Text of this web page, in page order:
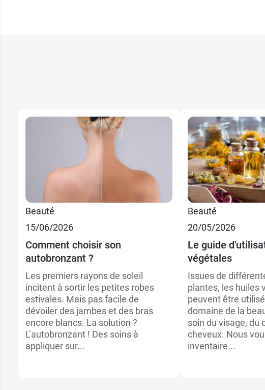
Beauté
15/06/2026
Comment choisir son
autobronzant ?
Les premiers rayons de soleil
incitent à sortir les petites robes
estivales. Mais pas facile de
dévoiler des jambes et des bras
encore blancs. La solution ?
L’autobronzant ! Des soins à
appliquer sur...
Beauté
20/05/2026
Le guide
végétales
Issues de
plantes, les huiles
peuvent être
domaine de la
soin du visage, du
cheveux. Nous
inventaire...